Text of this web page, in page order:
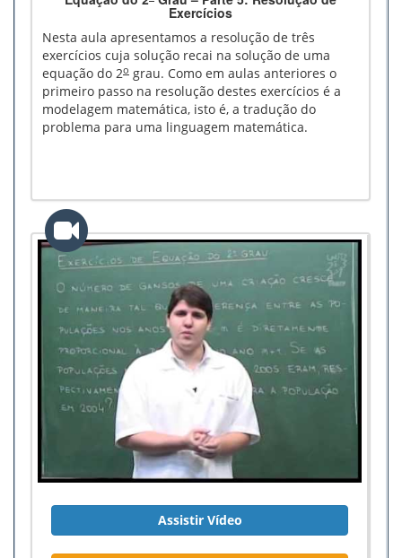
Exercícios
Nesta aula apresentamos a resolução de três
exercícios cuja solução recai na solução de uma
equação do 2o grau. Como em aulas anteriores o
primeiro passo na resolução destes exercícios é a
modelagem matemática, isto é, a tradução do
problema para uma linguagem matemática.
Assistir Vídeo